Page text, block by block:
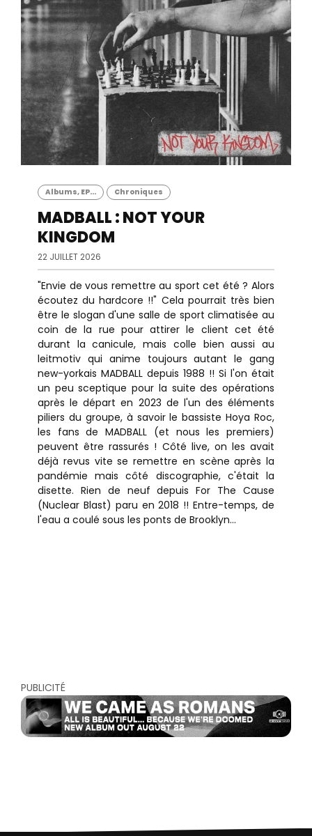
Albums, EP... Chroniques
MADBALL : NOT YOUR
KINGDOM
22 JUILLET 2026
"Envie de vous remettre au sport cet été ? Alors
écoutez du hardcore !!" Cela pourrait très bien
être le slogan d'une salle de sport climatisée au
coin de la rue pour attirer le client cet été
durant la canicule, mais colle bien aussi au
leitmotiv qui anime toujours autant le gang
new-yorkais MADBALL depuis 1988 !! Si l'on était
un peu sceptique pour la suite des opérations
après le départ en 2023 de l'un des éléments
piliers du groupe, à savoir le bassiste Hoya Roc,
les fans de MADBALL (et nous les premiers)
peuvent être rassurés ! Côté live, on les avait
déjà revus vite se remettre en scène après la
pandémie mais côté discographie, c'était la
disette. Rien de neuf depuis For The Cause
(Nuclear Blast) paru en 2018 !! Entre-temps, de
l'eau a coulé sous les ponts de Brooklyn...
PUBLICITÉ